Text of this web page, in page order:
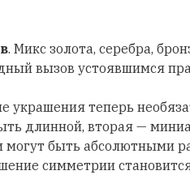
. Микс золота, серебра,
вызов устоявшимся
украшения теперь
длинной, вторая —
могут быть абсолютными
симметрии